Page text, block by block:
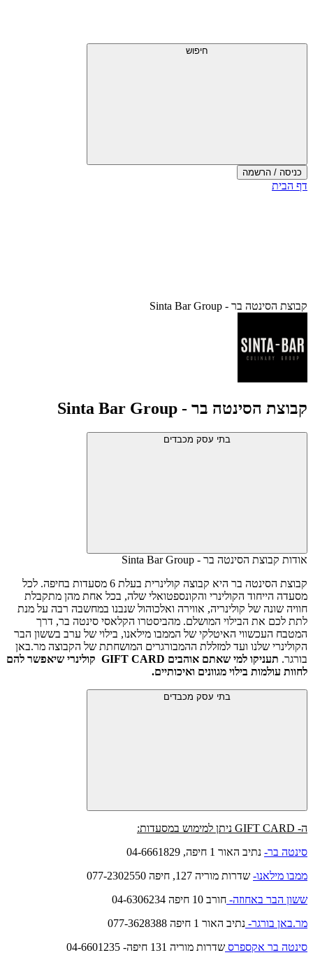
עליון
חיפוש
כניסה / הרשמה
סוף
דף הבית
קבוצת הסינטה בר - Sinta Bar Group
קבוצת הסינטה בר - Sinta Bar Group
בתי עסק מכבדים
אודות קבוצת הסינטה בר - Sinta Bar Group
קבוצת הסינטה בר היא קבוצה קולינרית בעלת 6 מסעדות בחיפה. לכל
מסעדה הייחוד הקולינרי והקונספטואלי שלה, בכל אחת מהן מתקבלת
חוויה שונה של קולינריה, אווירה ואלכוהול שנבנו במחשבה רבה על מנת
לתת לכם את הבילוי המושלם. מהביסטרו הקלאסי סינטה בר, דרך
המטבח העכשווי האיטלקי של הממבו מילאנו, בילוי של ערב בששון הבר
הקולינרי שלנו ועד למזללת ההמבורגרים המושחתת של הקבוצה מר.באן
בורגר.
תעניקו למי שאתם אוהבים GIFT CARD קולינרי שיאפשר להם
לחוות עולמות בילוי מגוונים ואיכותיים.
בתי עסק מכבדים
ה- GIFT CARD ניתן למימוש במסעדות:
סינטה בר- נתיב האור 1 חיפה, 04-6661829
ממבו מילאנו- שדרות מוריה 127, חיפה 077-2302550
ששון הבר באחוזה- חורב 10 חיפה 04-6306234
מר.באן בורגר- נתיב האור 1 חיפה 077-3628388
סינטה בר אקספרס שדרות מוריה 131 חיפה- 04-6601235